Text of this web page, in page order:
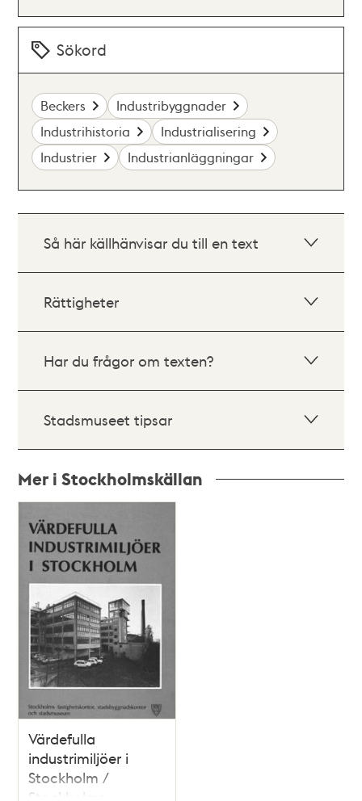
Sökord
Beckers
Industribyggnader
Industrihistoria
Industrialisering
Industrier
Industrianläggningar
Så här källhänvisar du till en text
Rättigheter
Har du frågor om texten?
Stadsmuseet tipsar
Mer i Stockholmskällan
poster
och
teman
Värdefulla
industrimiljöer i
Stockholm /
Stockholms